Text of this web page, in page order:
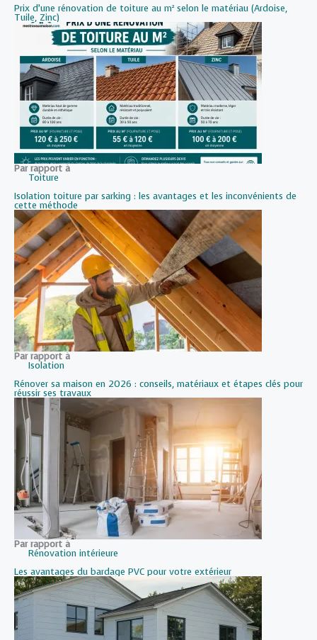
Prix d’une rénovation de toiture au m² selon le matériau (Ardoise,
Tuile, Zinc)
Par rapport à
Toiture
Isolation toiture par sarking : les avantages et les inconvénients de
cette méthode
Par rapport à
Isolation
Rénover sa maison en 2026 : conseils, matériaux et étapes clés pour
réussir ses travaux
Par rapport à
Rénovation intérieure
Les avantages du bardage PVC pour votre extérieur